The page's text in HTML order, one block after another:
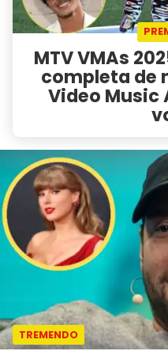
MTV VMAs
completa de
Video Music
TREMENDO